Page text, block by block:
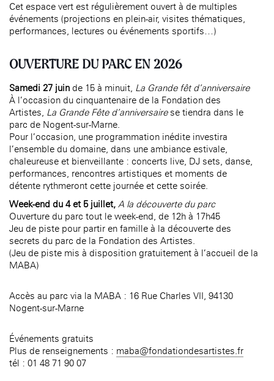
Cet espace vert est régulièrement ouvert à de multiples
événements (projections en plein-air, visites thématiques,
performances, lectures ou événements sportifs…)
OUVERTURE DU PARC EN 2026
Samedi 27 juin de 15 à minuit, La Grande fêt d’anniversaire
À l’occasion du cinquantenaire de la Fondation des
Artistes, La Grande Fête d’anniversairese tiendra dans le
parc de Nogent-sur-Marne.
Pour l’occasion, une programmation inédite investira
l’ensemble du domaine, dans une ambiance estivale,
chaleureuse et bienveillante : concerts live, DJ sets, danse,
performances, rencontres artistiques et moments de
détente rythmeront cette journée et cette soirée.
Week-end du 4 et 5 juillet, A la découverte du parc
Ouverture du parc tout le week-end, de 12h à 17h45
Jeu de piste pour partir en famille à la découverte des
secrets du parc de la Fondation des Artistes.
(Jeu de piste mis à disposition gratuitement à l’accueil de la
MABA)
Accès au parc via la MABA : 16 Rue Charles VII, 94130
Nogent-sur-Marne
Événements gratuits
Plus de renseignements : maba@fondationdesartistes.fr
tél : 01 48 71 90 07